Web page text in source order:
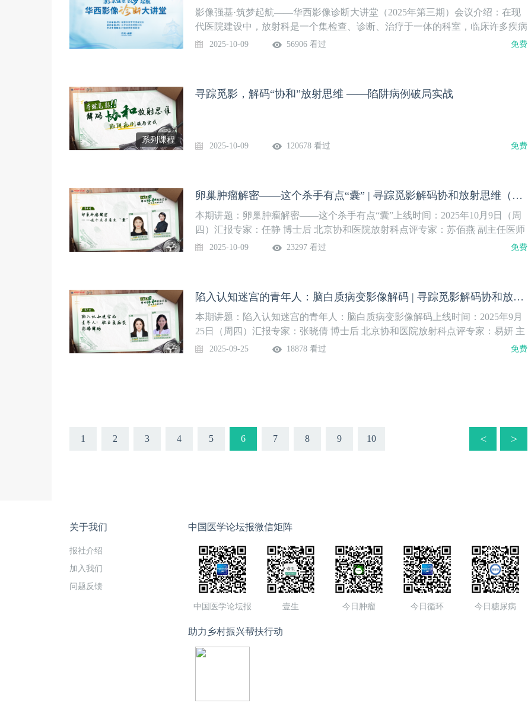
影像强基·筑梦起航——华西影像诊断大讲堂（2025年第三期）会议介绍：在现
代医院建设中，放射科是一个集检查、诊断、治疗于一体的科室，临床许多疾病
都需要通过放射科达到明确的诊断和辅助治疗。"影像强基，筑梦起航系列学术
持：中国精神影像联盟直播时间：2025年10月9日（周四）19:00-20:10会议嘉宾
2025-10-09 56906 看过 免费
系列课程
寻踪觅影，解码“协和”放射思维 ——陷阱病例破局实战
2025-10-09 120678 看过 免费
卵巢肿瘤解密——这个杀手有点“囊” | 寻踪觅影解码协和放射思维（2）
本期讲题：卵巢肿瘤解密——这个杀手有点“囊”上线时间：2025年10月9日（周
四）汇报专家：任静 博士后 北京协和医院放射科点评专家：苏佰燕 副主任医师
北京协和医院放射科系列课程安排：
2025-10-09 23297 看过 免费
陷入认知迷宫的青年人：脑白质病变影像解码 | 寻踪觅影解码协和放射思维（1）
本期讲题：陷入认知迷宫的青年人：脑白质病变影像解码上线时间：2025年9月
25日（周四）汇报专家：张晓倩 博士后 北京协和医院放射科点评专家：易妍 主
治医师 北京协和医院放射科系列课程安排：
2025-09-25 18878 看过 免费
1 2 3 4 5 6 7 8 9 10 < >
关于我们
报社介绍
加入我们
问题反馈
中国医学论坛报微信矩阵
中国医学论坛报 壹生 今日肿瘤 今日循环 今日糖尿病
助力乡村振兴帮扶行动